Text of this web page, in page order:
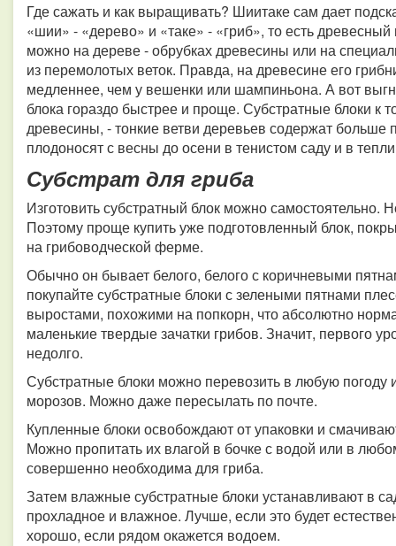
Где сажать и как выращивать? Шиитаке сам дает
«шии» - «дерево» и «таке» - «гриб», то есть
можно на дереве - обрубках древесины или на
из перемолотых веток. Правда, на древесине его
медленнее, чем у вешенки или шампиньона. А вот
блока гораздо быстрее и проще. Субстратные блоки к
древесины, - тонкие ветви деревьев содержат
плодоносят с весны до осени в тенистом саду и в
Субстрат для гриба
Изготовить субстратный блок можно самостоятельно.
Поэтому проще купить уже подготовленный блок,
на грибоводческой ферме.
Обычно он бывает белого, белого с коричневыми
покупайте субстратные блоки с зелеными пятнами
выростами, похожими на попкорн, что абсолютно
маленькие твердые зачатки грибов. Значит, первого
недолго.
Субстратные блоки можно перевозить в любую погоду
морозов. Можно даже пересылать по почте.
Купленные блоки освобождают от упаковки и
Можно пропитать их влагой в бочке с водой или в
совершенно необходима для гриба.
Затем влажные субстратные блоки устанавливают в
прохладное и влажное. Лучше, если это будет
хорошо, если рядом окажется водоем.